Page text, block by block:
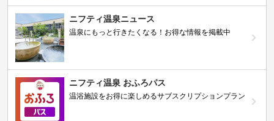
ニフティ温泉ニュース
温泉にもっと行きたくなる！お得な情報を掲載中
ニフティ温泉 おふろパス
温浴施設をお得に楽しめるサブスクリプションプラン